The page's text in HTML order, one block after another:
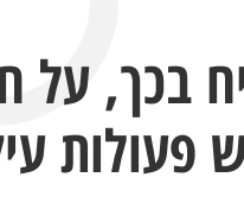
בכך, על